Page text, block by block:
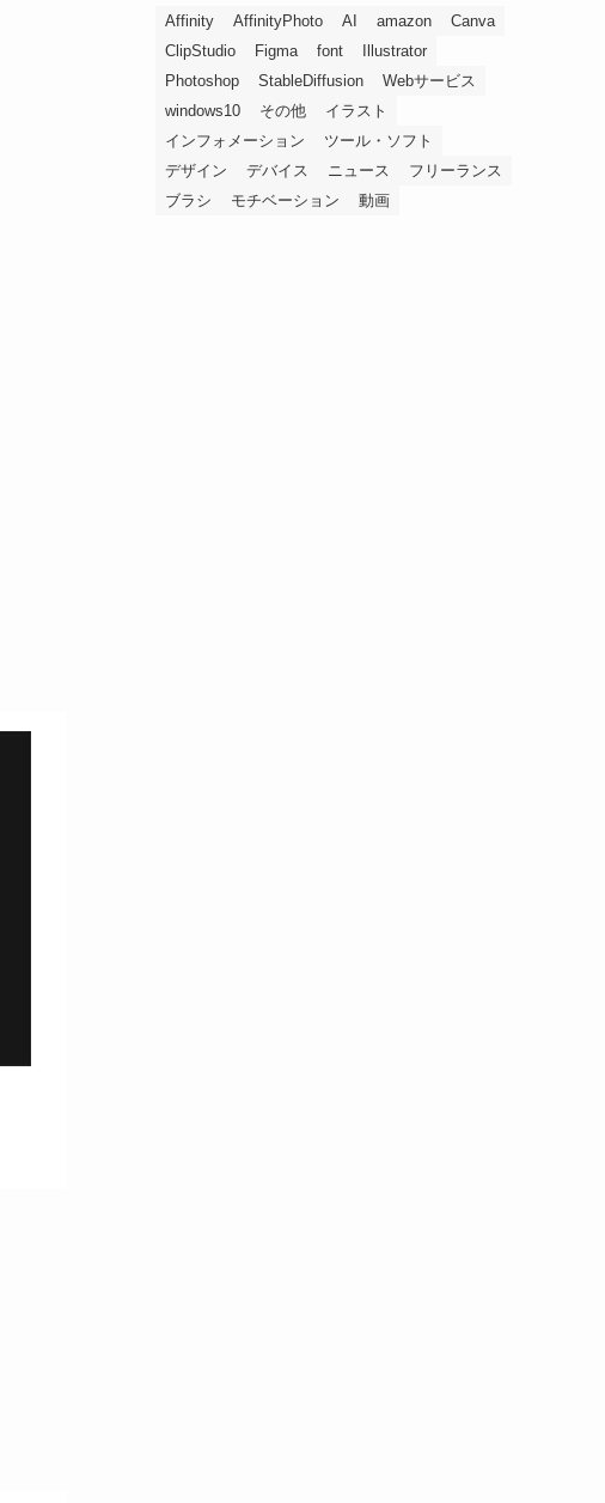
Affinity AffinityPhoto AI amazon
Canva
ClipStudio
Figma font
Illustrator
Photoshop
StableDiffusion
Webサービス
windows10
その他
イラスト
インフォメーション
ツール・ソフト
デザイン
デバイス ニュース
フリーランス
ブラシ
モチベーション 動画